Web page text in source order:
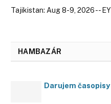
Tajikistan: Aug 8-9, 2026 --
HAMBAZÁR
Darujem časopisy